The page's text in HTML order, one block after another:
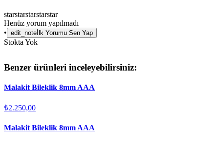
starstarstarstarstar
Henüz yorum yapılmadı
• edit_note İlk Yorumu Sen Yap
Stokta Yok
Benzer ürünleri inceleyebilirsiniz:
Malakit Bileklik 8mm AAA
₺2.250,00
Malakit Bileklik 8mm AAA